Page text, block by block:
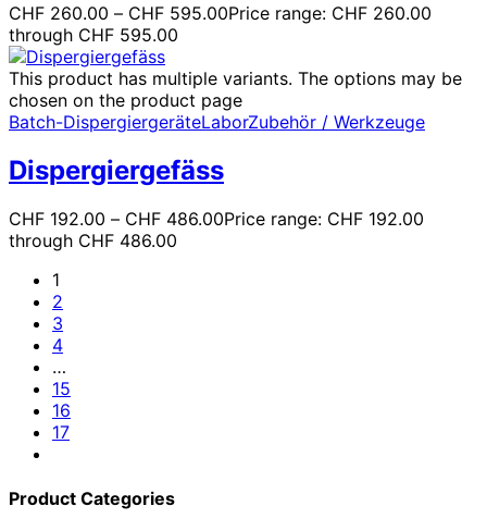
CHF 260.00 – CHF 595.00Price range: CHF 260.00
through CHF 595.00
This product has multiple variants. The options may be
chosen on the product page
Batch-DispergiergeräteLaborZubehör / Werkzeuge
Dispergiergefäss
CHF 192.00 – CHF 486.00Price range: CHF 192.00
through CHF 486.00
1
2
3
4
…
15
16
17
Product Categories